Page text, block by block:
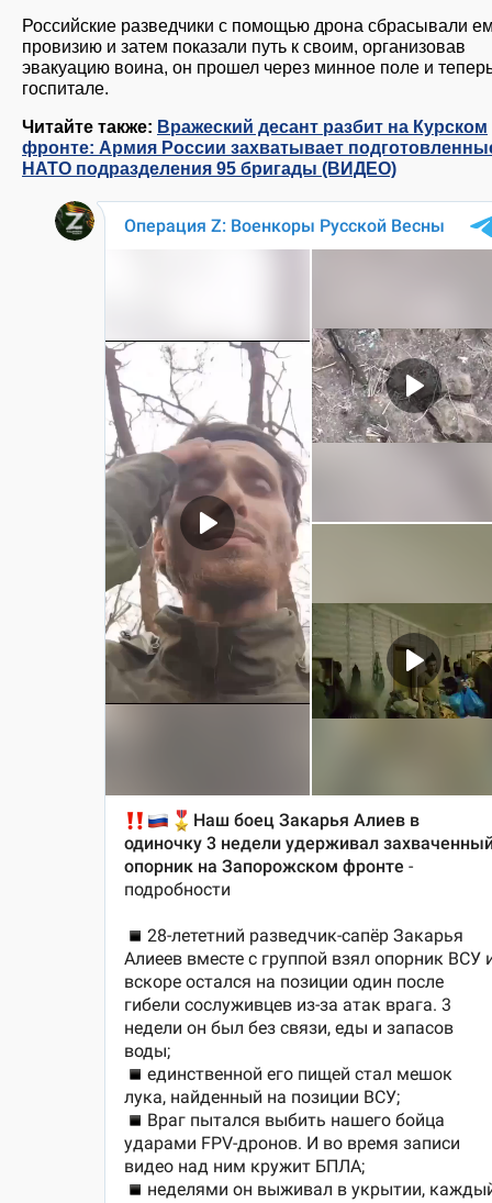
Российские разведчики с помощью дрона сбрасывали
провизию и затем показали путь к своим, организовав
эвакуацию воина, он прошел через минное поле и
госпитале.
Читайте также: Вражеский десант разбит на Курском
фронте: Армия России захватывает
НАТО подразделения 95 бригады (ВИДЕО)